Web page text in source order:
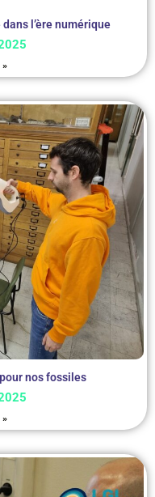
l’ère numérique
nos fossiles